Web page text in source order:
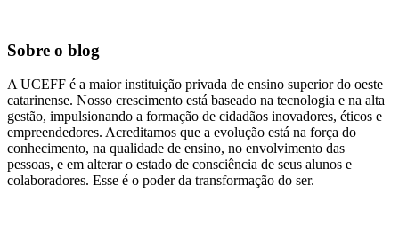
Sobre o blog
A UCEFF é a maior instituição privada de ensino superior do oeste
catarinense. Nosso crescimento está baseado na tecnologia e na alta
gestão, impulsionando a formação de cidadãos inovadores, éticos e
empreendedores. Acreditamos que a evolução está na força do
conhecimento, na qualidade de ensino, no envolvimento das
pessoas, e em alterar o estado de consciência de seus alunos e
colaboradores. Esse é o poder da transformação do ser.